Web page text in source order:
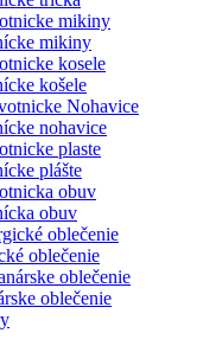
mikiny
košele
nohavice
plášte
obuv
oblečenie
oblečenie